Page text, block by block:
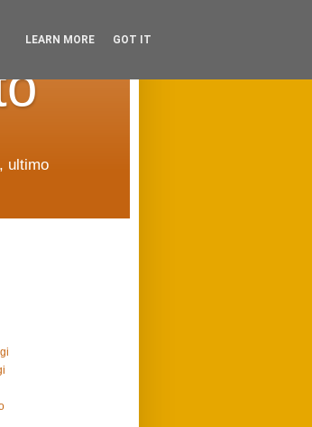
ultimo
LEARN MORE GOT IT